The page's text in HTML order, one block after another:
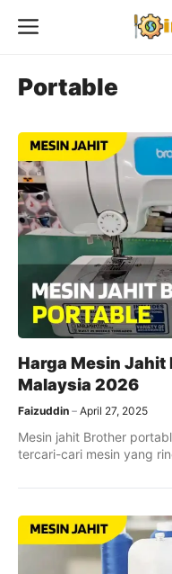
Menu
Portable
Harga Mesin Jahit
Malaysia 2026
Faizuddin April 27, 2025
Mesin jahit Brother
tercari-cari mesin yang